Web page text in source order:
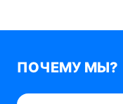
ПОЧЕМУ МЫ?